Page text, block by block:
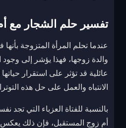
تفسير حلم الشجار مع
عندما تحلم المرأة المتزوجة
والدة زوجها، فهذا يؤشر إلى
عائلية قد تؤثر على استقرار
الانتباه والعمل على حل هذه
بالنسبة للفتاة العزباء التي تجد
أم زوج المستقبل، فإن ذلك يعكس